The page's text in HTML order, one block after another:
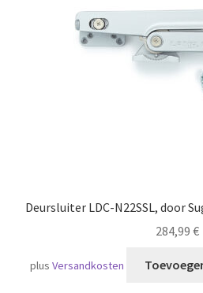
Scheepvaart
Deursluiter LDC-N22SSL, door
284,99 €
plusVersandkosten